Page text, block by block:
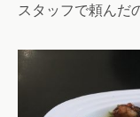
スタッフで頼んだ